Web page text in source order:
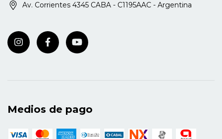
Av. Corrientes 4345 CABA - C1195AAC - Argentina
Medios de pago